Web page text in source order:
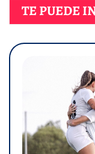
TE PUEDE